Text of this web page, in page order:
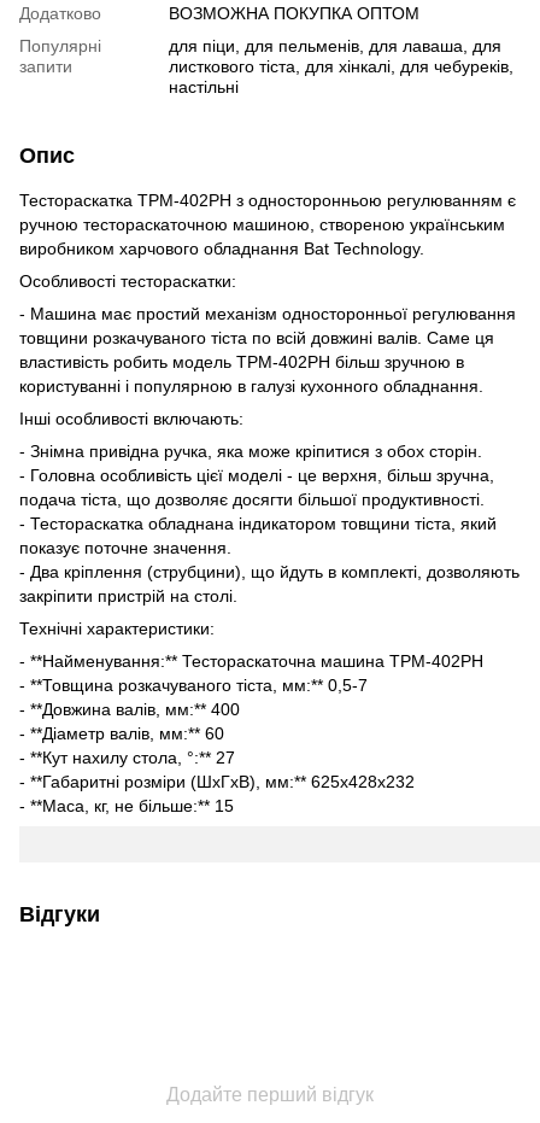
Додатково
ВОЗМОЖНА ПОКУПКА ОПТОМ
Популярні
запити
для піци, для пельменів, для лаваша, для
листкового тіста, для хінкалі, для чебуреків,
настільні
Опис
Тестораскатка ТРМ-402РН з односторонньою регулюванням є
ручною тестораскаточною машиною, створеною українським
виробником харчового обладнання Bat Technology.
Особливості тестораскатки:
- Машина має простий механізм односторонньої регулювання
товщини розкачуваного тіста по всій довжині валів. Саме ця
властивість робить модель ТРМ-402РН більш зручною в
користуванні і популярною в галузі кухонного обладнання.
Інші особливості включають:
- Знімна привідна ручка, яка може кріпитися з обох сторін.
- Головна особливість цієї моделі - це верхня, більш зручна,
подача тіста, що дозволяє досягти більшої продуктивності.
- Тестораскатка обладнана індикатором товщини тіста, який
показує поточне значення.
- Два кріплення (струбцини), що йдуть в комплекті, дозволяють
закріпити пристрій на столі.
Технічні характеристики:
- **Найменування:** Тестораскаточна машина ТРМ-402РН
- **Товщина розкачуваного тіста, мм:** 0,5-7
- **Довжина валів, мм:** 400
- **Діаметр валів, мм:** 60
- **Кут нахилу стола, °:** 27
- **Габаритні розміри (ШхГхВ), мм:** 625x428x232
- **Маса, кг, не більше:** 15
Відгуки
Додайте перший відгук